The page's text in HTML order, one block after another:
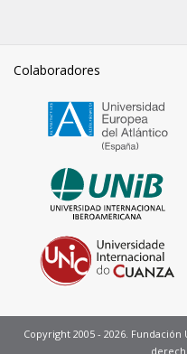
Colaboradores
Copyright 2005 - 2026.